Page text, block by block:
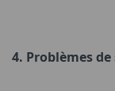
4. Problèmes